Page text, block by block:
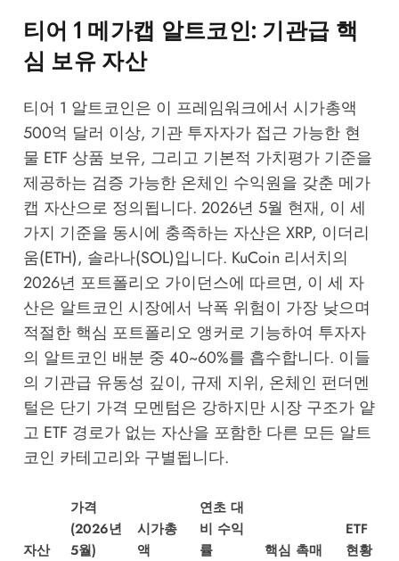
티어 1 메가캡 알트코인: 기관급 핵
심 보유 자산
티어 1 알트코인은 이 프레임워크에서 시가총액
500억 달러 이상, 기관 투자자가 접근 가능한 현
물 ETF 상품 보유, 그리고 기본적 가치평가 기준을
제공하는 검증 가능한 온체인 수익원을 갖춘 메가
캡 자산으로 정의됩니다. 2026년 5월 현재, 이 세
가지 기준을 동시에 충족하는 자산은 XRP, 이더리
움(ETH), 솔라나(SOL)입니다. KuCoin 리서치의
2026년 포트폴리오 가이던스에 따르면, 이 세 자
산은 알트코인 시장에서 낙폭 위험이 가장 낮으며
적절한 핵심 포트폴리오 앵커로 기능하여 투자자
의 알트코인 배분 중 40~60%를 흡수합니다. 이들
의 기관급 유동성 깊이, 규제 지위, 온체인 펀더멘
털은 단기 가격 모멘텀은 강하지만 시장 구조가 얕
고 ETF 경로가 없는 자산을 포함한 다른 모든 알트
코인 카테고리와 구별됩니다.
자산
가격
(2026년
5월)
시가총
액
연초 대
비 수익
률
핵심 촉매
ETF
현황